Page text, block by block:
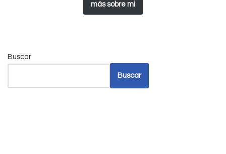
más sobre mi
Buscar
Buscar